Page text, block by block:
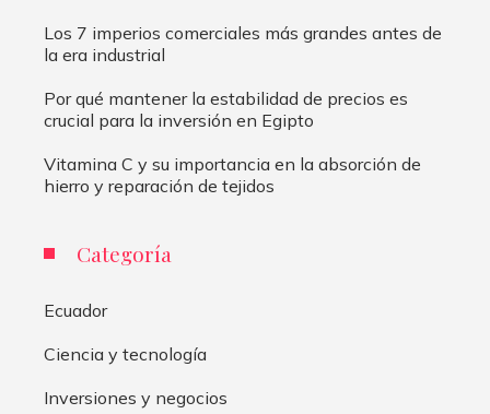
Los 7 imperios comerciales más grandes antes de
la era industrial
Por qué mantener la estabilidad de precios es
crucial para la inversión en Egipto
Vitamina C y su importancia en la absorción de
hierro y reparación de tejidos
Categoría
Ecuador
Ciencia y tecnología
Inversiones y negocios